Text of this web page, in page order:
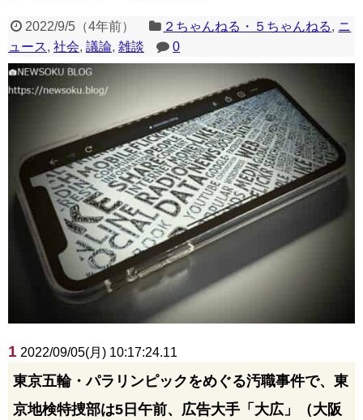
2022/9/5（4年前） ２ちゃんねる・５ちゃんねる, ニ
ュース, 社会, 議論, 雑談 0
1 2022/09/05(月) 10:17:24.11
東京五輪・パラリンピックをめぐる汚職事件で、東
京地検特捜部は5日午前、広告大手「大広」（大阪